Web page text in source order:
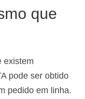
que
existem
pode ser obtido
pedido em linha.